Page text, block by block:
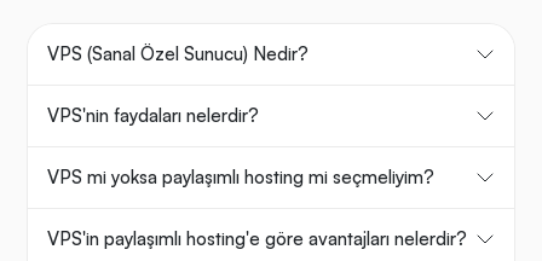
VPS (Sanal Özel Sunucu) Nedir?
VPS'nin faydaları nelerdir?
VPS mi yoksa paylaşımlı hosting mi seçmeliyim?
VPS'in paylaşımlı hosting'e göre avantajları nelerdir?